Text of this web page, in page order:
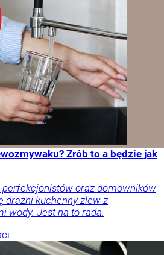
Zrób to a będzie jak
perfekcjonistów oraz domowników
drażni kuchenny zlew z
wody. Jest na to rada.